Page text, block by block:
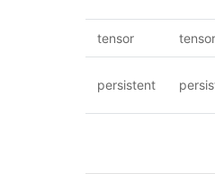
tensor tensor
persistent